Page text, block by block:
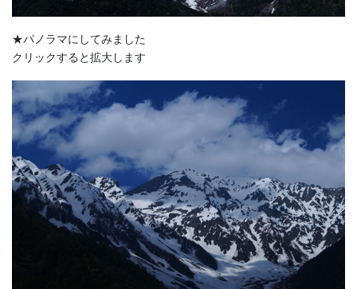
★パノラマにしてみました
クリックすると拡大します